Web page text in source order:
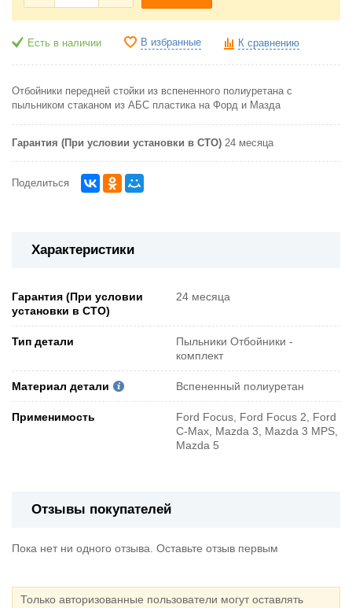
Есть в наличии В избранные К сравнению
Отбойники передней стойки из вспененного полиуретана с
пыльником стаканом из АБС пластика на Форд и Мазда
Гарантия (При условии установки в СТО) 24 месяца
Поделиться
Характеристики
Гарантия (При условии
установки в СТО)
24 месяца
Тип детали
Пыльники Отбойники -
комплект
Материал детали Вспененный полиуретан
Применимость
Ford Focus, Ford Focus 2, Ford
C-Max, Mazda 3, Mazda 3 MPS,
Mazda 5
Отзывы покупателей
Пока нет ни одного отзыва. Оставьте отзыв первым
Только авторизованные пользователи могут оставлять